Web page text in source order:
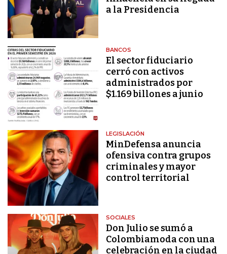
a la Presidencia
BANCOS
El sector fiduciario
cerró con activos
administrados por
$1.169 billones a junio
LEGISLACIÓN
MinDefensa anuncia
ofensiva contra grupos
criminales y mayor
control territorial
SOCIALES
Don Julio se sumó a
Colombiamoda con una
celebración en la ciudad